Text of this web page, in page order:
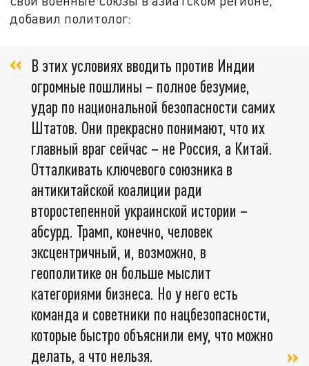
добавил политолог:
В этих условиях вводить против Индии
огромные пошлины – полное безумие,
удар по национальной безопасности самих
Штатов. Они прекрасно понимают, что их
главный враг сейчас – не Россия, а Китай.
Отталкивать ключевого союзника в
антикитайской коалиции ради
второстепенной украинской истории –
абсурд. Трамп, конечно, человек
эксцентричный, и, возможно, в
геополитике он больше мыслит
категориями бизнеса. Но у него есть
команда и советники по нацбезопасности,
которые быстро объяснили ему, что можно
делать, а что нельзя.